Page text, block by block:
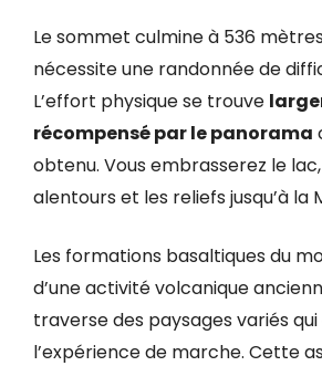
Le sommet culmine à 536
nécessite une randonnée de
L’effort physique se trouve
récompensé par le panorama
obtenu. Vous embrasserez le
alentours et les reliefs jusqu’à la
Les formations basaltiques du
d’une activité volcanique
traverse des paysages variés
l’expérience de marche. Cette